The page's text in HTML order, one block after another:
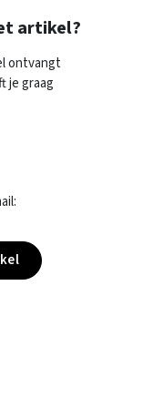
artikel?
ontvangt
je graag